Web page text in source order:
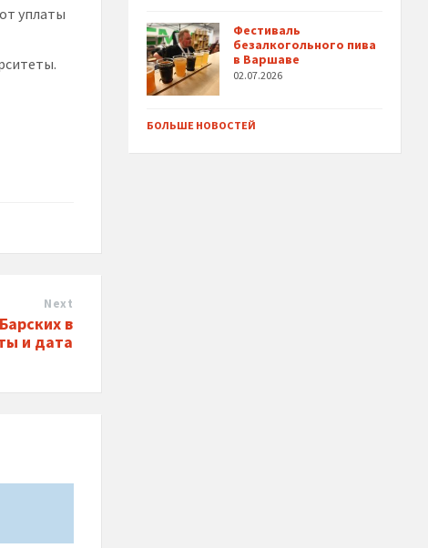
уплаты
Next
в
и дата
Фестиваль
безалкогольного пива
в Варшаве
02.07.2026
БОЛЬШЕ НОВОСТЕЙ